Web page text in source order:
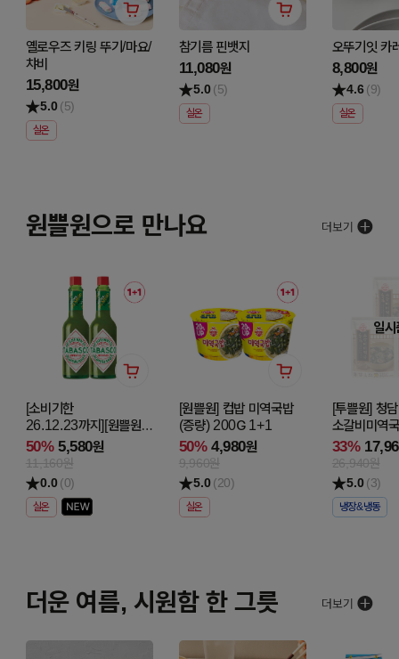
옐로우즈 키링 뚜기/마요/
챠비
15,800원
5.0 (5)
실온
참기름 핀뱃지
11,080원
5.0 (5)
실온
오뚜기잇 카
8,800원
4.6 (9)
실온
원쁠원으로 만나요
[소비기한
26.12.23까지][원쁠원]
타바스코 할라피뇨
핫소스 60ML 1+1
50% 5,580원
11,160원
0.0 (0)
실온
[원쁠원] 컵밥 미역국밥
(증량) 200G 1+1
50% 4,980원
9,960원
5.0 (20)
실온
일
[투쁠원] 청
소갈비미역
2+1
33%
26,940원
5.0 (3)
냉장&냉동
더운 여름, 시원함 한 그릇